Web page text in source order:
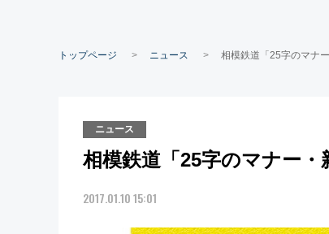
トップページ ニュース 相模鉄道「25字のマナ
ニュース
相模鉄道「25字のマナー
2017.01.10 15:01